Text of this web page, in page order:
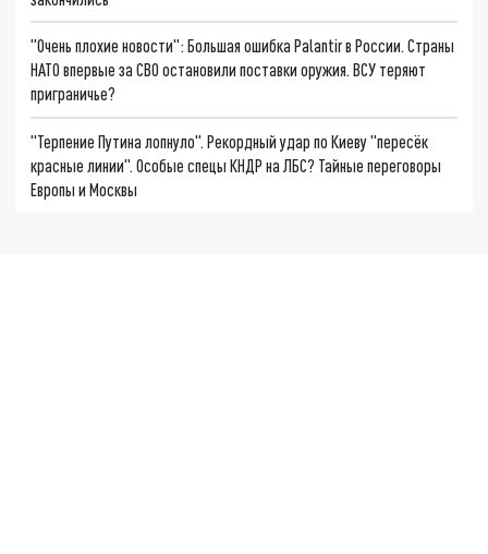
"Очень плохие новости": Большая ошибка Palantir в России. Страны
НАТО впервые за СВО остановили поставки оружия. ВСУ теряют
приграничье?
"Терпение Путина лопнуло". Рекордный удар по Киеву "пересёк
красные линии". Особые спецы КНДР на ЛБС? Тайные переговоры
Европы и Москвы